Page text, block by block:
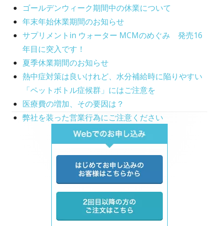
ゴールデンウィーク期間中の休業について
年末年始休業期間のお知らせ
サプリメントin ウォーター MCMのめぐみ 発売16
年目に突入です！
夏季休業期間のお知らせ
熱中症対策は良いけれど、水分補給時に陥りやすい
「ペットボトル症候群」にはご注意を
医療費の増加、その要因は？
弊社を装った営業行為にご注意ください